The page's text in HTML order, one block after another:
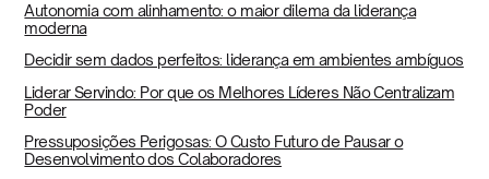
Autonomia com alinhamento: o maior dilema da liderança
moderna
Decidir sem dados perfeitos: liderança em ambientes ambíguos
Liderar Servindo: Por que os Melhores Líderes Não Centralizam
Poder
Pressuposições Perigosas: O Custo Futuro de Pausar o
Desenvolvimento dos Colaboradores